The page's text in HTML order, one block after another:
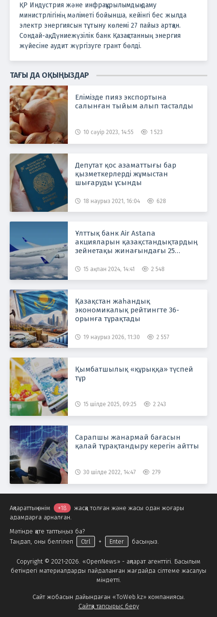
ҚР Индустрия және инфрақұрылымдық даму
министрлігінің мәліметі бойынша, кейінгі бес жылда
электр энергиясын тұтыну көлемі 27 пайыз артқан.
Сондай-ақ, Дүниежүзілік банк Қазақстанның энергия
жүйесіне аудит жүргізуге грант бөлді.
ТАҒЫ ДА ОҚЫҢЫЗДАР
Елімізде пияз экспортына
салынған тыйым алып тасталды
10 сәуір 2023, 14:55 1 523
Депутат қос азаматтығы бар
қызметкерлерді жұмыстан
шығаруды ұсынды
18 наурыз 2021, 16:04 628
Ұлттық банк Air Astana
акцияларын қазақстандықтардың
зейнетақы жинағындағы 25
15 ақпан 2024, 14:41 2 548
Қазақстан жаһандық
экономикалық рейтингте 36-
орынға тұрақтады
19 наурыз 2026, 11:30 2 557
Қымбатшылық «құрыққа» түспей
тұр
15 шілде 2025, 09:25 2 243
Сарапшы жанармай бағасын
қалай тұрақтандыру керегін айтты
30 шілде 2022, 14:47 279
Copyright © 2021-2026. «OpenNews» - ақпарат агенттігі. Басылым
бетіндегі материалдарды пайдаланған жағдайда сілтеме жасалуы
міндетті.
Сайт жобасын дайындаған «ToWeb.kz» компаниясы.
Сайтқа тапсырыс беру
Ақпараттық өнім +18
жасқа толған және жасы одан жоғары
адамдарға арналған.
Мәтінде қате таптыңыз ба?
Таңдап, оны белгілеп
Ctrl + Enter басыңыз.